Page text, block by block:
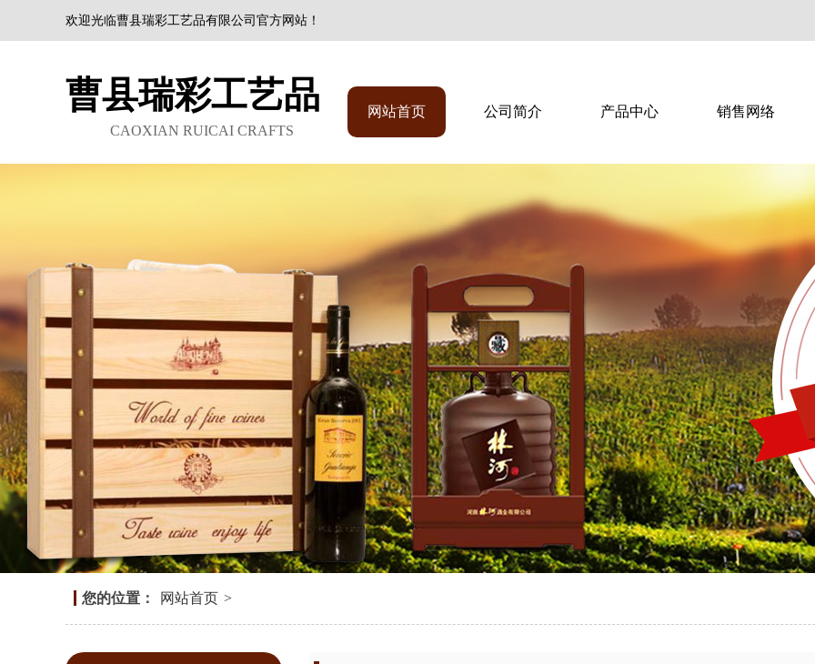
欢迎光临曹县瑞彩工艺品有限公司官方网站！
曹县瑞彩工艺品
CAOXIAN RUICAI CRAFTS
网站首页 公司简介 产品中心 销售网络
您的位置： 网站首页 >